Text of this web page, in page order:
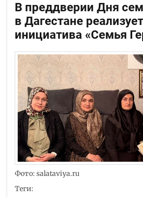
В преддверии Дня
в Дагестане
инициатива «Семья
Фото: salataviya.ru
Теги: